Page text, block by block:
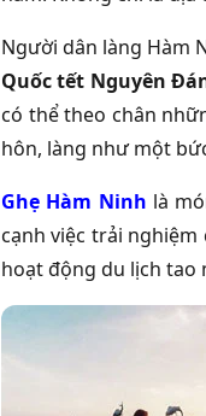
Người dân làng Hàm
Quốc tết Nguyên
có thể theo chân
hôn, làng như một
Ghẹ Hàm Ninh là
cạnh việc trải
hoạt động du lịch tao